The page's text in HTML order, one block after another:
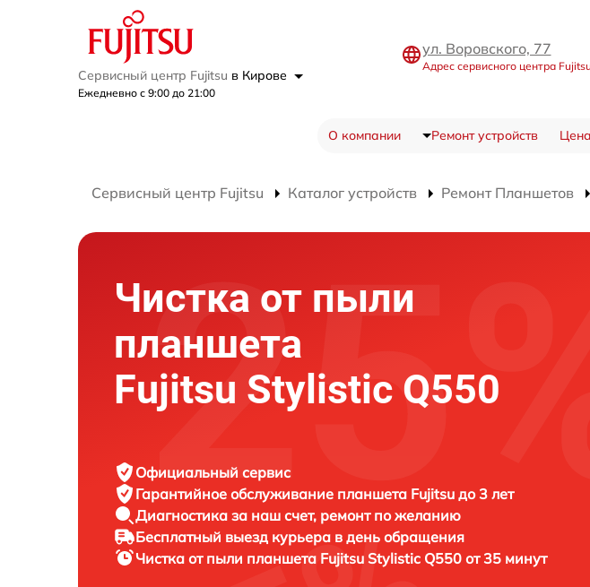
Сервисный центр Fujitsu в Кирове
Ежедневно с 9:00 до 21:00
ул. Воровского, 77
Адрес сервисного центра Fujitsu
О компании Ремонт устройств
Сервисный центр Fujitsu Каталог устройств Ремонт Планшетов
Чистка от пыли
планшета
Fujitsu Stylistic Q550
Официальный сервис
Гарантийное обслуживание планшета Fujitsu до 3 лет
Диагностика за наш счет, ремонт по желанию
Бесплатный выезд курьера в день обращения
Чистка от пыли планшета Fujitsu Stylistic Q550 от 35 минут